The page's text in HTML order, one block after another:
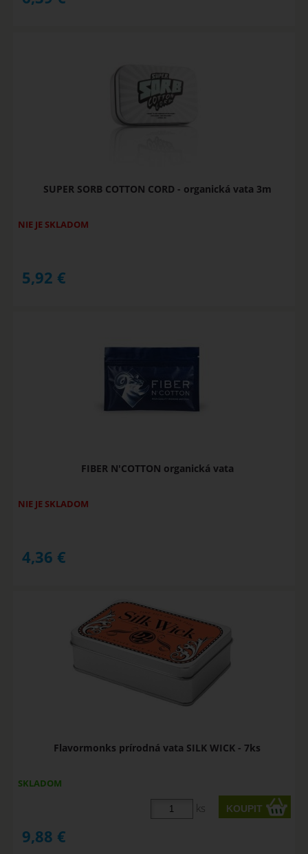
SUPER SORB COTTON CORD - organická vata 3m
NIE JE SKLADOM
5,92 €
FIBER N'COTTON organická vata
NIE JE SKLADOM
4,36 €
Flavormonks prírodná vata SILK WICK - 7ks
SKLADOM
ks
9,88 €